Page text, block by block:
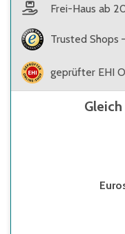
Frei-Haus ab
Trusted Shops
geprüfter EHI